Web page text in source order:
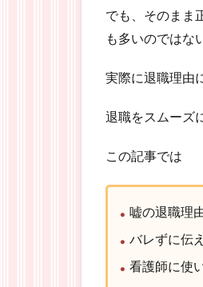
でも、そのまま
も多いのではな
実際に退職理由
退職をスムーズ
この記事では
嘘の退職理
バレずに伝
看護師に使